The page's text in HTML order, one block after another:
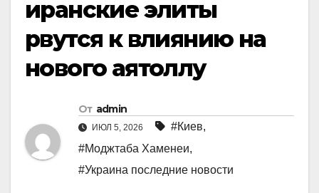
иранские элиты
рвутся к влиянию на
нового аятоллу
От admin
ИЮЛ 5, 2026 #Киев,
#Моджтаба Хаменеи,
#Украина последние новости